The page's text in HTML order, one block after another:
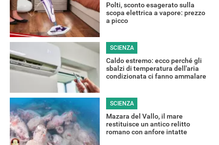
RECENSIONI
Polti, sconto esagerato sulla
scopa elettrica a vapore: prezzo
a picco
SCIENZA
Caldo estremo: ecco perché gli
sbalzi di temperatura dell'aria
condizionata ci fanno ammalare
SCIENZA
Mazara del Vallo, il mare
restituisce un antico relitto
romano con anfore intatte